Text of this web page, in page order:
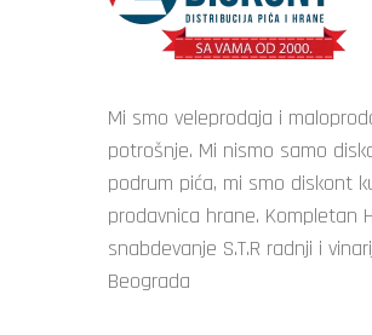
Mi smo veleprodaja i
potrošnje. Mi nismo samo
podrum pića, mi smo diskont
prodavnica hrane. Kompletan
snabdevanje S.T.R radnji i
Beograda